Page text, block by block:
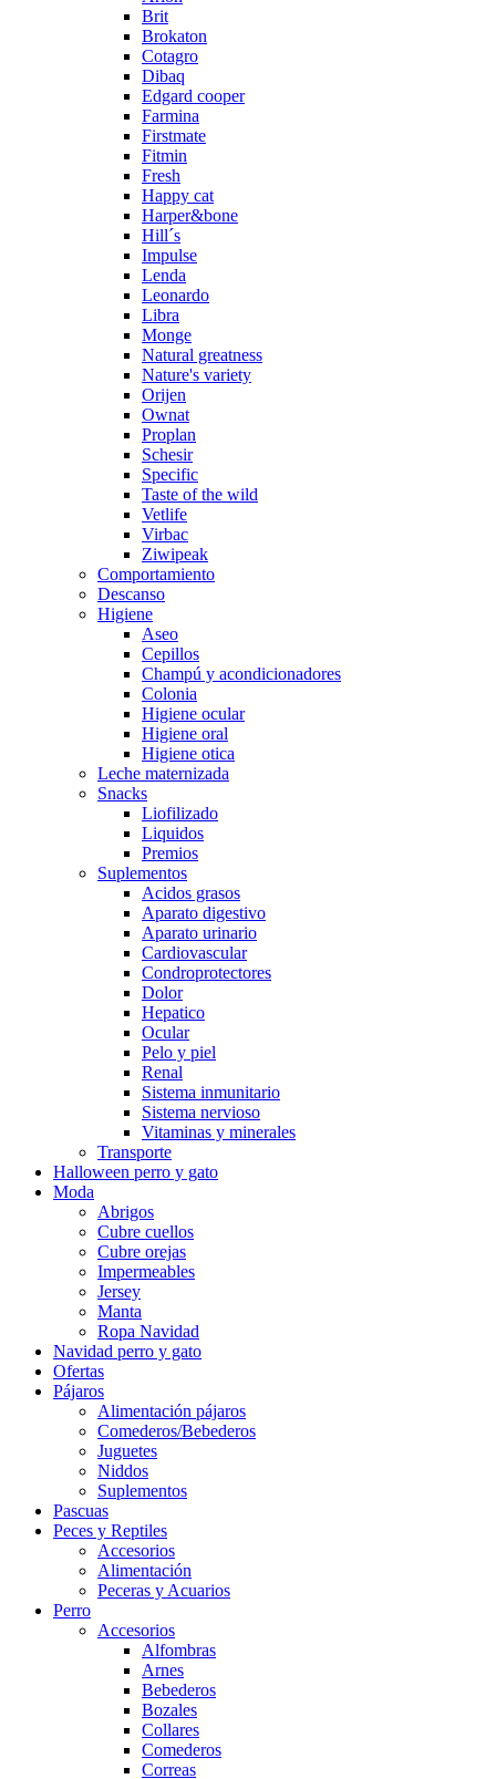
Brit
Brokaton
Cotagro
Dibaq
Edgard cooper
Farmina
Firstmate
Fitmin
Fresh
Happy cat
Harper&bone
Hill´s
Impulse
Lenda
Leonardo
Libra
Monge
Natural greatness
Nature's variety
Orijen
Ownat
Proplan
Schesir
Specific
Taste of the wild
Vetlife
Virbac
Ziwipeak
Comportamiento
Descanso
Higiene
Aseo
Cepillos
Champú y acondicionadores
Colonia
Higiene ocular
Higiene oral
Higiene otica
Leche maternizada
Snacks
Liofilizado
Liquidos
Premios
Suplementos
Acidos grasos
Aparato digestivo
Aparato urinario
Cardiovascular
Condroprotectores
Dolor
Hepatico
Ocular
Pelo y piel
Renal
Sistema inmunitario
Sistema nervioso
Vitaminas y minerales
Transporte
Halloween perro y gato
Moda
Abrigos
Cubre cuellos
Cubre orejas
Impermeables
Jersey
Manta
Ropa Navidad
Navidad perro y gato
Ofertas
Pájaros
Alimentación pájaros
Comederos/Bebederos
Juguetes
Niddos
Suplementos
Pascuas
Peces y Reptiles
Accesorios
Alimentación
Peceras y Acuarios
Perro
Accesorios
Alfombras
Arnes
Bebederos
Bozales
Collares
Comederos
Correas